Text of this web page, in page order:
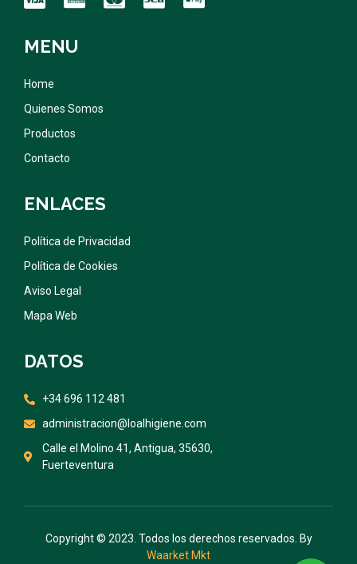
MENU
Home
Quienes Somos
Productos
Contacto
ENLACES
Política de Privacidad
Política de Cookies
Aviso Legal
Mapa Web
DATOS
+34 696 112 481
administracion@loalhigiene.com
Calle el Molino 41, Antigua, 35630,
Fuerteventura
Copyright © 2023. Todos los derechos reservados. By
Waarket Mkt